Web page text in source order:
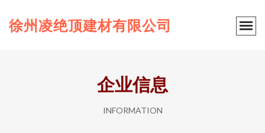
徐州凌绝顶建材有限公司
企业信息
INFORMATION